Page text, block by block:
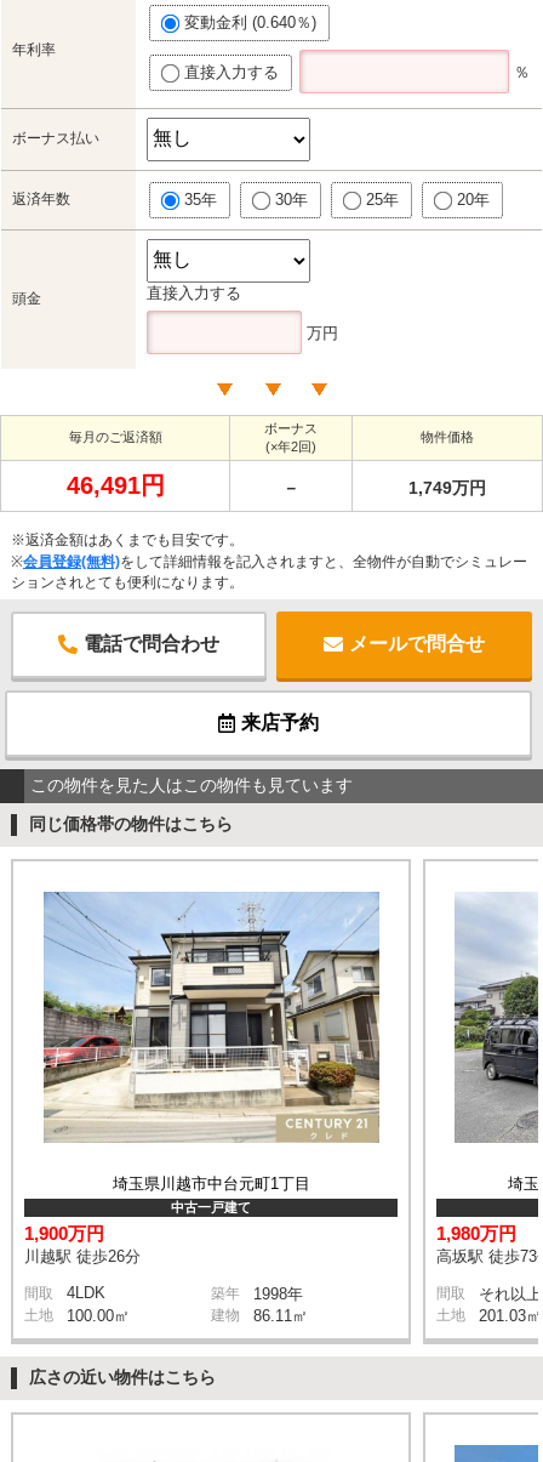
年利率
変動金利 (0.640％)
直接入力する ％
ボーナス払い
返済年数 35年 30年 25年 20年
頭金 直接入力する
万円
毎月のご返済額
ボーナス
(×年2回)
物件価格
46,491円 － 1,749万円
※返済金額はあくまでも目安です。
※会員登録(無料)をして詳細情報を記入されますと、全物件が自動でシミュレー
ションされとても便利になります。
電話で問合わせ メールで問合せ
来店予約
この物件を見た人はこの物件も見ています
同じ価格帯の物件はこちら
埼玉県川越市中台元町1丁目
中古一戸建て
1,900万円
川越駅 徒歩26分
間取 4LDK 築年 1998年
土地 100.00㎡ 建物 86.11㎡
埼玉
1,980万円
高坂駅 徒歩73
間取 それ以上
土地 201.03㎡
広さの近い物件はこちら